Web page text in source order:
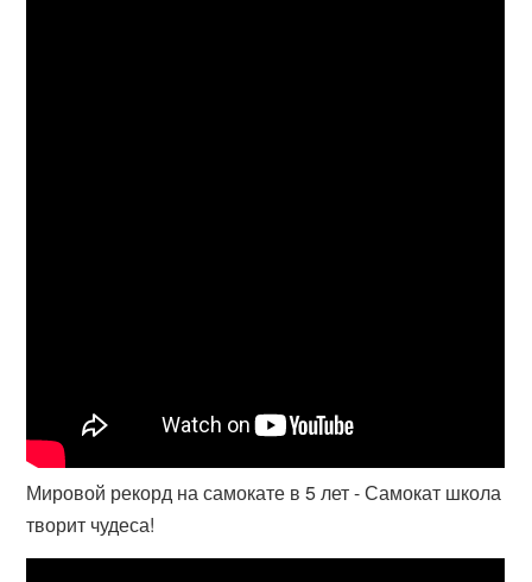
Мировой рекорд на самокате в 5 лет - Самокат школа
творит чудеса!